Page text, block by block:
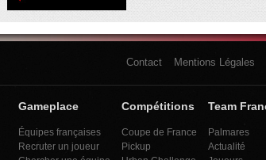
Mentions Légales
Contact
Gameplace
Équipes françaises
Recruter un joueur
Compétitions
Coupe de France
Pickup
Team
Palmares
Actualité